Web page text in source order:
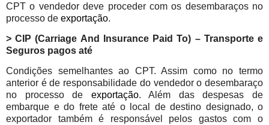
CPT o vendedor deve proceder com os desembaraços no
processo de exportação.
> CIP (Carriage And Insurance Paid To) – Transporte e
Seguros pagos até
Condições semelhantes ao CPT. Assim como no termo
anterior é de responsabilidade do vendedor o desembaraço
no processo de exportação. Além das despesas de
embarque e do frete até o local de destino designado, o
exportador também é responsável pelos gastos com o